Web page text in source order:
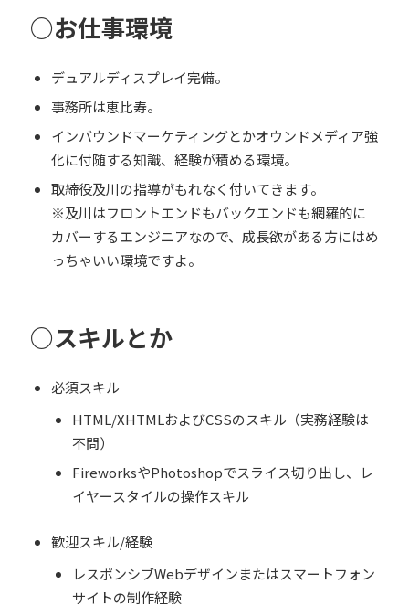
○お仕事環境
デュアルディスプレイ完備。
事務所は恵比寿。
インバウンドマーケティングとかオウンドメディア強
化に付随する知識、経験が積める環境。
取締役及川の指導がもれなく付いてきます。
※及川はフロントエンドもバックエンドも網羅的に
カバーするエンジニアなので、成長欲がある方にはめ
っちゃいい環境ですよ。
○スキルとか
必須スキル
HTML/XHTMLおよびCSSのスキル（実務経験は
不問）
FireworksやPhotoshopでスライス切り出し、レ
イヤースタイルの操作スキル
歓迎スキル/経験
レスポンシブWebデザインまたはスマートフォン
サイトの制作経験